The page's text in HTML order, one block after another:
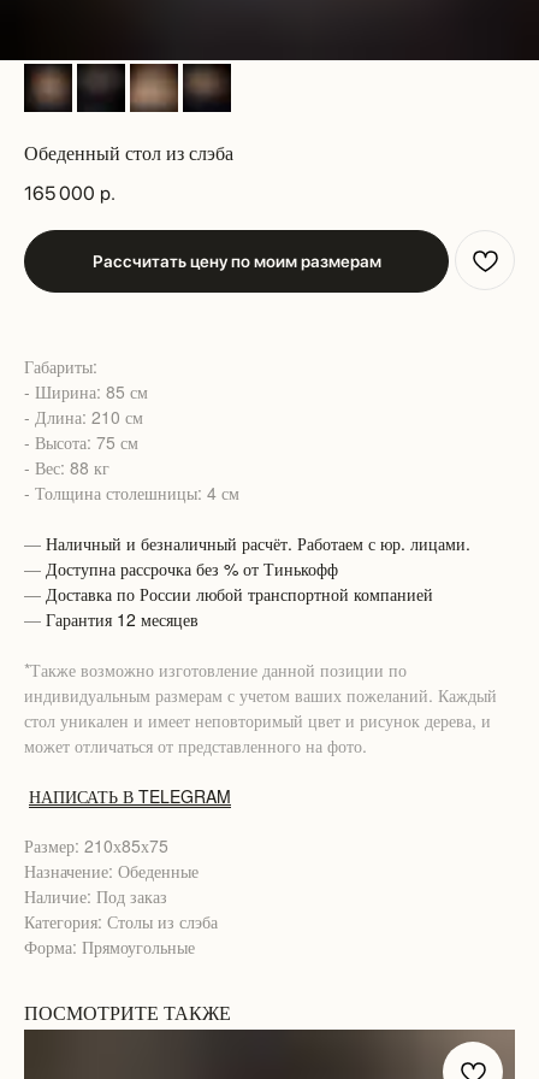
Обеденный стол из слэба
165 000 р.
Рассчитать цену по моим размерам
Габариты:
- Ширина: 85 см
- Длина: 210 см
- Высота: 75 см
- Вес: 88 кг
- Толщина столешницы: 4 см
— Наличный и безналичный расчёт. Работаем с юр. лицами.
— Доступна рассрочка без % от Тинькофф
— Доставка по России любой транспортной компанией
— Гарантия 12 месяцев
*Также возможно изготовление данной позиции по
индивидуальным размерам с учетом ваших пожеланий. Каждый
стол уникален и имеет неповторимый цвет и рисунок дерева, и
может отличаться от представленного на фото.
НАПИСАТЬ В TELEGRAM
Размер: 210х85х75
Назначение: Обеденные
Наличие: Под заказ
Категория: Столы из слэба
Форма: Прямоугольные
ПОСМОТРИТЕ ТАКЖЕ